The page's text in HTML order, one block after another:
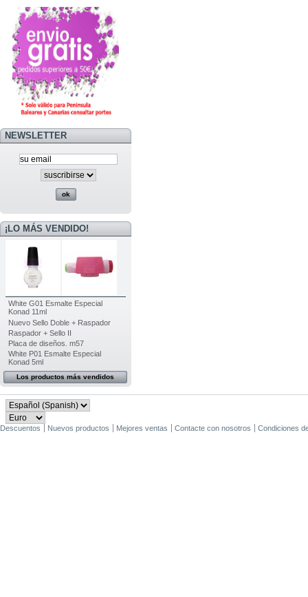
NEWSLETTER
¡LO MÁS VENDIDO!
White G01 Esmalte Especial
Konad 11ml
Nuevo Sello Doble + Raspador
Raspador + Sello II
Placa de diseños. m57
White P01 Esmalte Especial
Konad 5ml
Los productos más vendidos
Descuentos Nuevos productos Mejores ventas Contacte con nosotros Condiciones